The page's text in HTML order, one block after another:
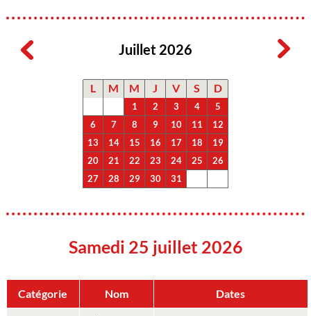
Juillet 2026
L M M J V S D
1 2 3 4
5
6
7 8 9 10 11
12
13
14 15 16 17 18
19
20
21 22 23 24 25
26
27
28 29 30 31
Samedi 25 juillet 2026
Catégorie Nom Dates